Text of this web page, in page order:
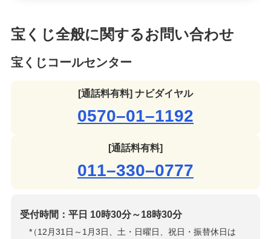
宝くじ全般に関するお問い合わせ
宝くじコールセンター
[通話料有料] ナビダイヤル
0570–01–1192
[通話料有料]
011–330–0777
受付時間：平日 10時30分～18時30分
*
（12月31日～1月3日、土・日曜日、祝日・振替休日は